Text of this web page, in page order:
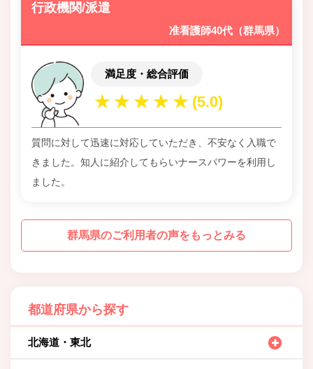
行政機関/派遣
准看護師40代（群馬県）
満足度・総合評価
質問に対して迅速に対応していただき、不安なく入職で
きました。知人に紹介してもらいナースパワーを利用し
ました。
群馬県のご利用者の声をもっとみる
都道府県から探す
北海道・東北